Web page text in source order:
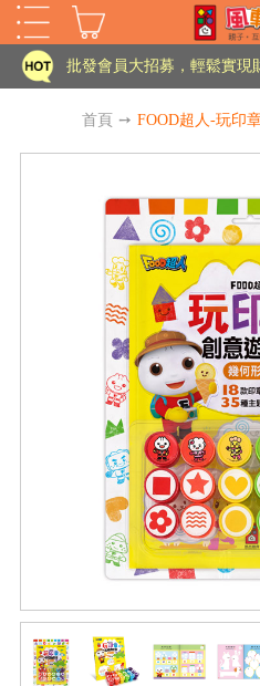
批發會員大招募，輕鬆實現
老師您好!!幼教會員火熱招
海外購物免煩惱！點我查看
批發會員大招募，輕鬆實現
老師您好!!幼教會員火熱招
海外購物免煩惱！點我查看
首頁 ➙ FOOD超人-玩印